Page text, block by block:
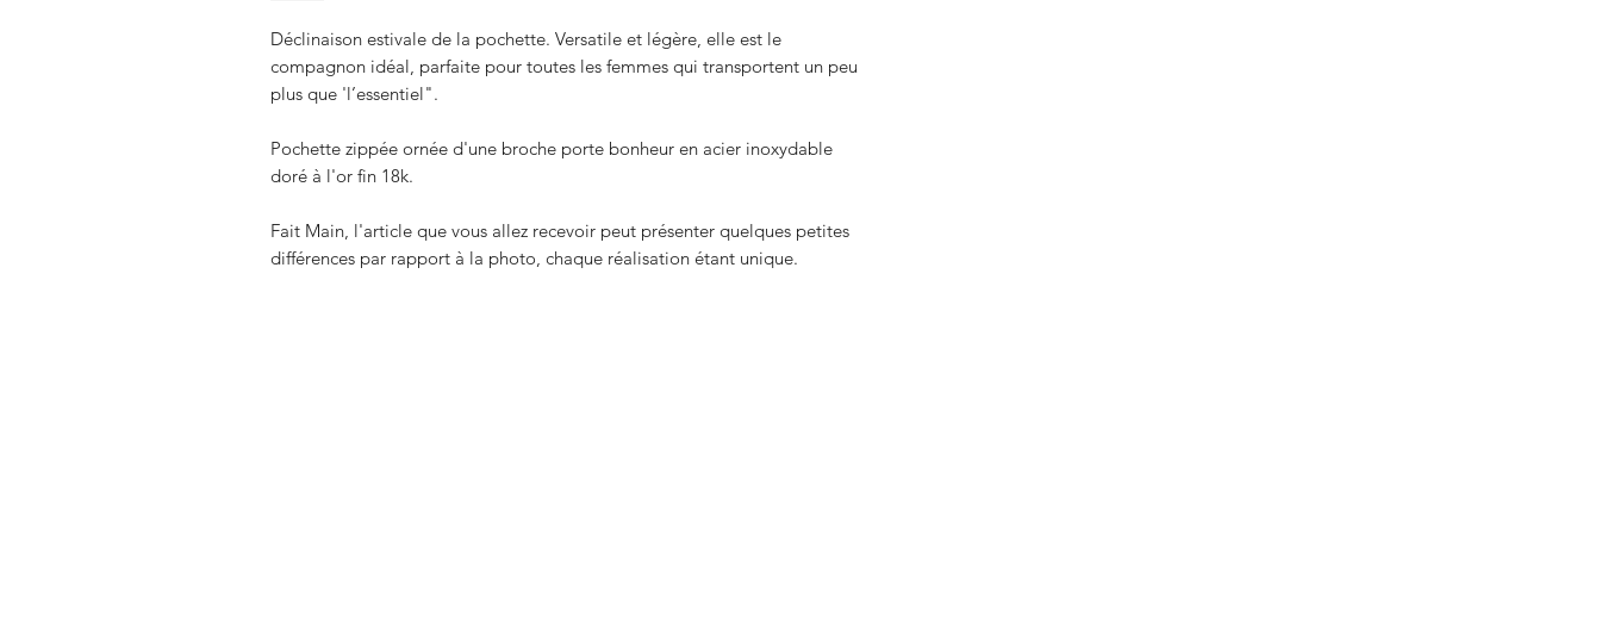
Déclinaison estivale de la pochette. Versatile et légère, elle est le
compagnon idéal, parfaite pour toutes les femmes qui transportent un peu
plus que 'l’essentiel".
Pochette zippée ornée d'une broche porte bonheur en acier inoxydable
doré à l'or fin 18k.
Fait Main, l'article que vous allez recevoir peut présenter quelques petites
différences par rapport à la photo, chaque réalisation étant unique.